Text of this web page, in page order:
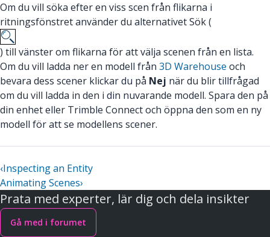
Om du vill söka efter en viss scen från flikarna i
ritningsfönstret använder du alternativet Sök (
) till vänster om flikarna för att välja scenen från en lista.
Om du vill ladda ner en modell från 3D Warehouse och
bevara dess scener klickar du på Nej när du blir tillfrågad
om du vill ladda in den i din nuvarande modell. Spara den på
din enhet eller Trimble Connect och öppna den som en ny
modell för att se modellens scener.
‹Inspecting an Entity
Animating Scenes›
Prata med experter, lär dig och dela insikter
Gå med i forumet